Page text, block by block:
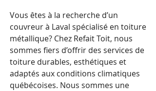
Vous êtes à la recherche d’un
couvreur à Laval spécialisé en toiture
métallique? Chez Refait Toit, nous
sommes fiers d’offrir des services de
toiture durables, esthétiques et
adaptés aux conditions climatiques
québécoises. Nous sommes une